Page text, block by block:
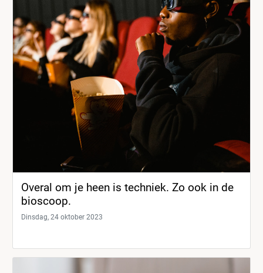
Overal om je heen is techniek. Zo ook in de
bioscoop.
Dinsdag, 24 oktober 2023